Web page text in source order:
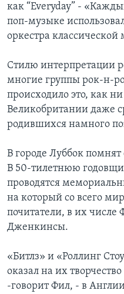
как “Everyday” -
поп-музыке
оркестра
Стилю интерпретации
многие группы рок-н-
происходило это, как
Великобритании даже
родившихся намного
В городе Луббок
В 50-тилетнюю
проводятся
на который со всего
почитатели, в их числе
Дженкинсы.
«Битлз» и «Роллинг
оказал на их
-говорит Фил, - в